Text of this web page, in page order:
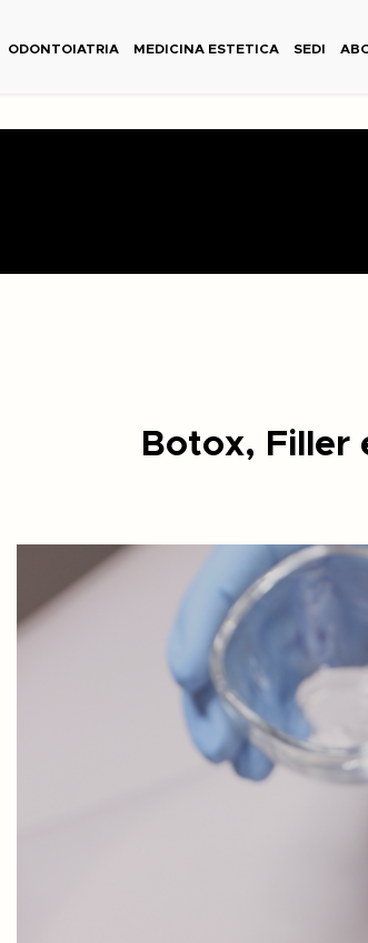
ODONTOIATRIA MEDICINA ESTETICA SEDI
Botox, Filler